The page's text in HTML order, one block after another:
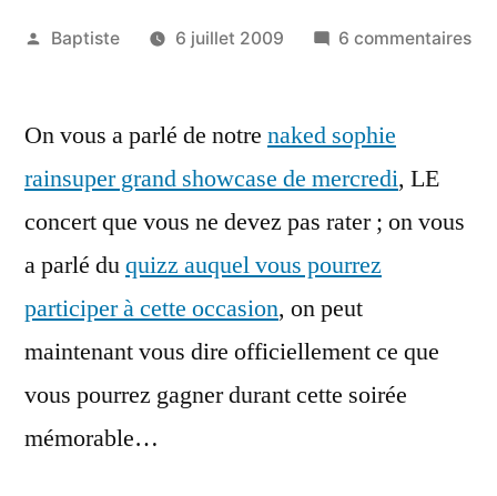
Publié
Baptiste 6 juillet 2009 6 commentairessur
On vous a parlé de notre naked sophie
rainsuper grand showcase de mercredi, LE
concert que vous ne devez pas rater ; on vous
a parlé duquizz auquel vous pourrez
participer à cette occasion, on peut
maintenant vous dire officiellement ce que
vous pourrez gagner durant cette soirée
mémorable…